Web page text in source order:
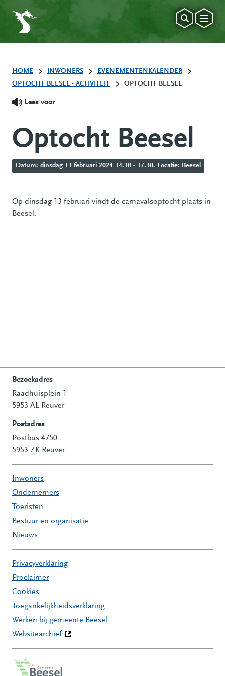
HOME INWONERS
EVENEMENTENKALENDER
OPTOCHT BEESEL - ACTIVITEIT
OPTOCHT BEESEL
Lees voor
Optocht Beesel
Datum: dinsdag 13 februari 2024 14.30 - 17.30. Locatie: Beesel
Op dinsdag 13 februari vindt de carnavalsoptocht plaats in
Beesel.
Contactinformatie
Bezoekadres
Raadhuisplein 1
5953 AL Reuver
Postadres
Postbus 4750
5953 ZK Reuver
Inwoners
Ondernemers
Toeristen
Bestuur en organisatie
Nieuws
Privacyverklaring
Proclaimer
Cookies
Toegankelijkheidsverklaring
Werken bij gemeente Beesel
Websitearchief